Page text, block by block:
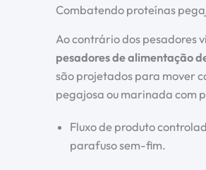
Combatendo proteínas
Ao contrário dos pesadores
pesadores de alimentação
são projetados para mover
pegajosa ou marinada com
Fluxo de produto
parafuso sem-fim.